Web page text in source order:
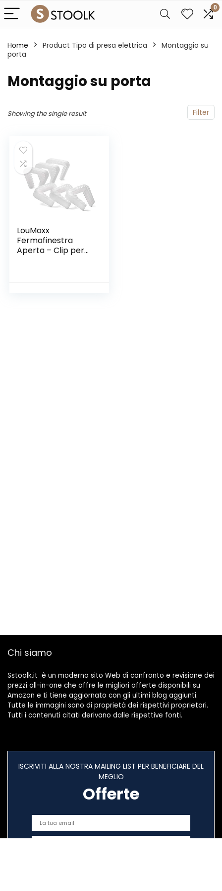
0
Home Product Tipo di presa elettrica
‎Montaggio su
porta
‎Montaggio su porta
Filter
Showing the single result
LouMaxx
Fermafinestra
Aperta – Clip per
Chi siamo
Sstoolk.it è un moderno sito Web di confronto e revisione dei
prezzi all-in-one che offre le migliori offerte disponibili su
Amazon e ti tiene aggiornato con gli ultimi blog aggiunti.
Tutte le immagini sono di proprietà dei rispettivi proprietari.
Tutti i contenuti citati derivano dalle rispettive fonti.
ISCRIVITI ALLA NOSTRA MAILING LIST PER BENEFICIARE DEL
MEGLIO
Offerte